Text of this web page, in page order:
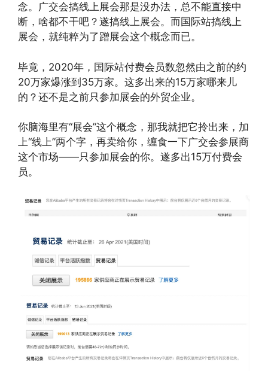
念。广交会搞线上展会那是没办法，总不能直接中
断，啥都不干吧？遂搞线上展会。而国际站搞线上
展会，就纯粹为了蹭展会这个概念而已。
毕竟，2020年，国际站付费会员数忽然由之前的约
20万家爆涨到35万家。这多出来的15万家哪来儿
的？还不是之前只参加展会的外贸企业。
你脑海里有“展会”这个概念，那我就把它拎出来，加
上“线上”两个字，再卖给你，缠食一下广交会参展商
这个市场——只参加展会的你。遂多出15万付费会
员。